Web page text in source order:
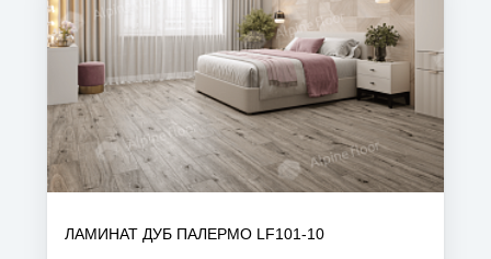
ЛАМИНАТ ДУБ ПАЛЕРМО LF101-10